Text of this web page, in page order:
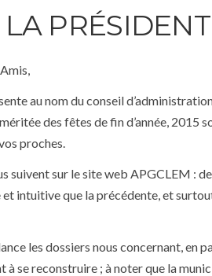
au nom du conseil
des fêtes de fin d’année, 2015
proches.
suivent sur le site web APGCLEM :
intuitive que la précédente, et
les dossiers nous concernant, en
se reconstruire ; à noter que la